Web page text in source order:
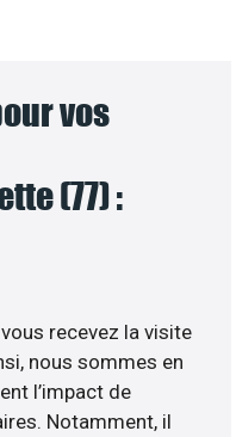
vos
(77) :
recevez la visite
nous sommes en
l’impact de
Notamment, il